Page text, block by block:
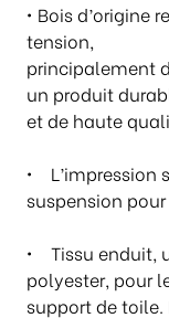
• Bois d’origine
tension,
principalement
un produit
et de haute
• L’impression
suspension
• Tissu enduit,
polyester, pour
support de toile.